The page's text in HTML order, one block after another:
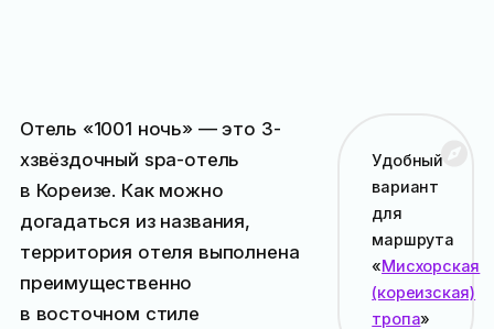
Отель «1001 ночь» — это 3-
хзвёздочный spa-отель
в Кореизе. Как можно
догадаться из названия,
территория отеля выполнена
преимущественно
в восточном стиле
Удобный
вариант
для
маршрута
«Мисхорская
(кореизская)
тропа»